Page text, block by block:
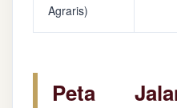
Agraris)
Peta